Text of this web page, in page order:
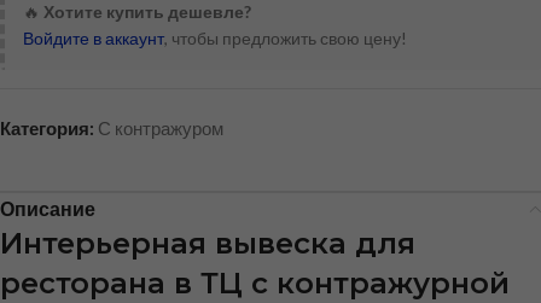
🔥 Хотите купить дешевле?
Войдите в аккаунт, чтобы предложить свою цену!
Категория: С контражуром
Описание
Интерьерная вывеска для
ресторана в ТЦ с контражурной